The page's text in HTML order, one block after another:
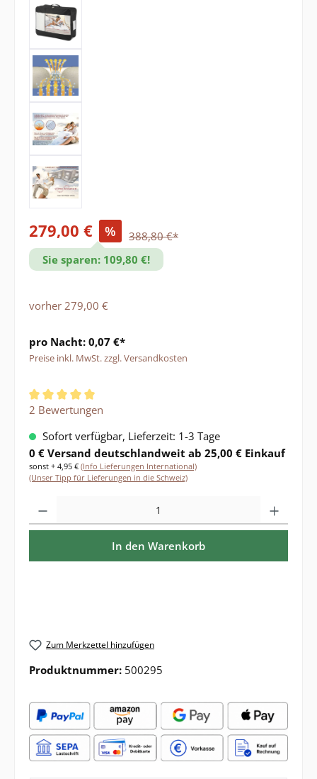
279,00 € %
388,80 €*
Sie sparen: 109,80 €!
vorher 279,00 €
pro Nacht: 0,07 €*
Preise inkl. MwSt. zzgl. Versandkosten
Durchschnittliche Bewertung von 5 von 5 Sternen
2 Bewertungen
Sofort verfügbar, Lieferzeit: 1-3 Tage
0 € Versand deutschlandweit ab 25,00 € Einkauf
sonst + 4,95 € (Info Lieferungen International)
(Unser Tipp für Lieferungen in die Schweiz)
In den Warenkorb
Zum Merkzettel hinzufügen
Produktnummer: 500295